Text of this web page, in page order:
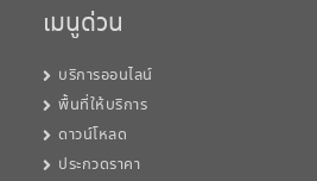
เมนูด่วน
บริการออนไลน์
พื้นที่ให้บริการ
ดาวน์โหลด
ประกวดราคา